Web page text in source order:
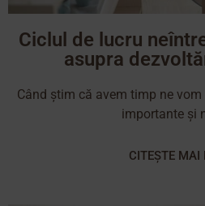
Ciclul de lucru
asupra
Când știm că avem timp ne
importante și
CITEȘTE MAI